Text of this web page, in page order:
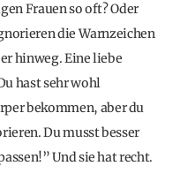
Frauen so oft? Oder
die Warnzeichen
hinweg. Eine liebe
hast sehr wohl
bekommen, aber du
Du musst besser
Und sie hat recht.